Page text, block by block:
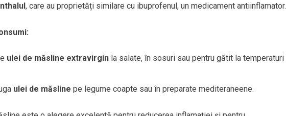
, care au proprietăți similare cu ibuprofenul, un medicament antiinflamator.
ulei de măsline extravirgin la salate, în sosuri sau pentru gătit la temperaturi
ulei de măsline pe legume coapte sau în preparate mediteraneene.